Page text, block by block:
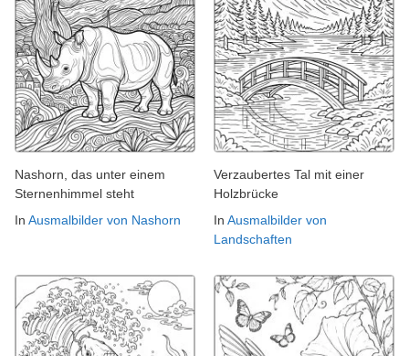
Nashorn, das unter einem
Sternenhimmel steht
In Ausmalbilder von Nashorn
Verzaubertes Tal mit einer
Holzbrücke
In Ausmalbilder von
Landschaften